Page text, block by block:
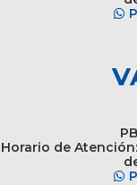
Horario de